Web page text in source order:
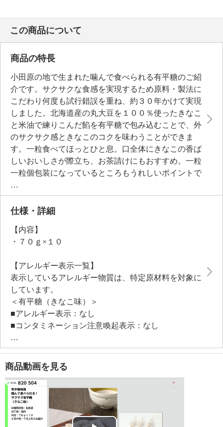
この商品について
商品の特長
小田原の地で生まれた噛んで食べられる有平糖のご紹
介です。サクサクな食感を実現するため原料・製法に
こだわり何度も試行錯誤を重ね、約３０年かけて実現
しました。北海道産の丸大豆を１００％使ったきなこ
と米油で練りこんだ餡を有平糖で包み込むことで、外
のサクサク感ときなこのコクを味わうことができま
す。一粒食べてほっとひと息。口全体にきなこの香ば
しいおいしさが際立ち、お茶請けにもおすすめ。一粒
一粒個包装になっているところもうれしいポイントで
す。ご友人・ご家族・ご親戚へのプレゼントにもぴっ
たり。
仕様・詳細
【内容】
・７０ｇ×１０
【アレルギー表示一覧】
表示しているアレルギー物質は、特定原材料を対象に
しています。
＜有平糖（きなこ味）＞
■アレルギー表示：なし
■コンタミネーション注意喚起表示：なし
【期限表示】
・賞味期限 常温２０２６年１１月
【同梱書類】
・なし
商品動画を見る